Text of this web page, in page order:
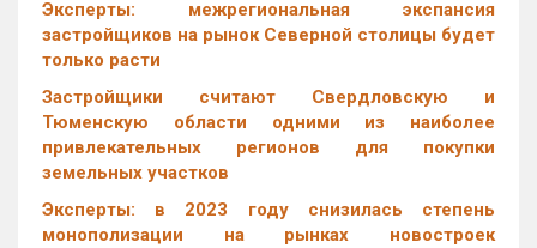
Эксперты: межрегиональная экспансия
застройщиков на рынок Северной столицы будет
только расти
Застройщики считают Свердловскую и
Тюменскую области одними из наиболее
привлекательных регионов для покупки
земельных участков
Эксперты: в 2023 году снизилась степень
монополизации на рынках новостроек